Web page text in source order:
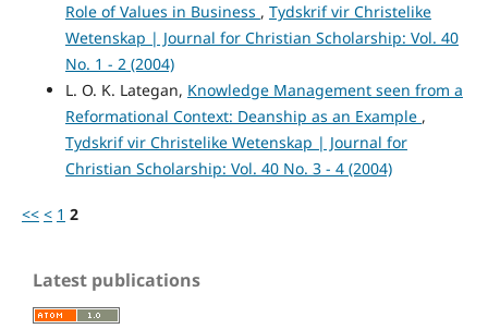
Role of Values in Business , Tydskrif vir Christelike
Wetenskap | Journal for Christian Scholarship: Vol. 40
No. 1 - 2 (2004)
L. O. K. Lategan, Knowledge Management seen from a
Reformational Context: Deanship as an Example ,
Tydskrif vir Christelike Wetenskap | Journal for
Christian Scholarship: Vol. 40 No. 3 - 4 (2004)
<< < 1 2
Latest publications